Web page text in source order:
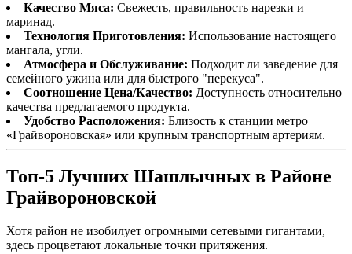
Качество Мяса: Свежесть, правильность нарезки и
маринад.
Технология Приготовления: Использование настоящего
мангала, угли.
Атмосфера и Обслуживание: Подходит ли заведение для
семейного ужина или для быстрого "перекуса".
Соотношение Цена/Качество: Доступность относительно
качества предлагаемого продукта.
Удобство Расположения: Близость к станции метро
«Грайвороновская» или крупным транспортным артериям.
Топ-5 Лучших Шашлычных в Районе
Грайвороновской
Хотя район не изобилует огромными сетевыми гигантами,
здесь процветают локальные точки притяжения.